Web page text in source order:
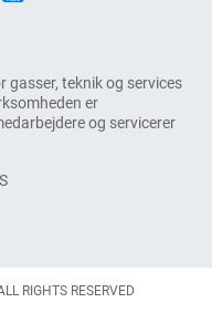
gasser, teknik og services
er
og servicerer
RIGHTS RESERVED